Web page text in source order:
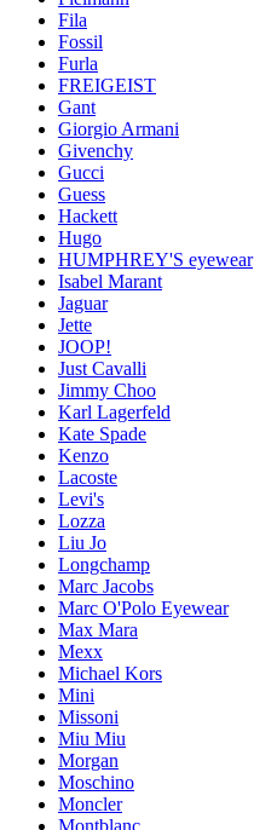
Fila
Fossil
Furla
FREIGEIST
Gant
Giorgio Armani
Givenchy
Gucci
Guess
Hackett
Hugo
HUMPHREY'S eyewear
Isabel Marant
Jaguar
Jette
JOOP!
Just Cavalli
Jimmy Choo
Karl Lagerfeld
Kate Spade
Kenzo
Lacoste
Levi's
Lozza
Liu Jo
Longchamp
Marc Jacobs
Marc O'Polo Eyewear
Max Mara
Mexx
Michael Kors
Mini
Missoni
Miu Miu
Morgan
Moschino
Moncler
Montblanc